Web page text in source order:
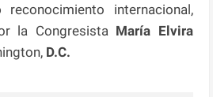
reconocimiento internacional,
la Congresista María Elvira
D.C.